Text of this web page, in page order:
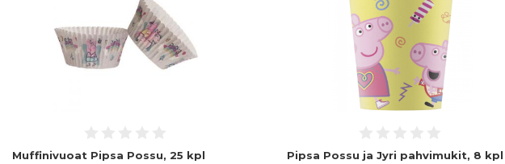
Muffinivuoat Pipsa Possu, 25 kpl Pipsa Possu ja Jyri pahvimukit, 8 kpl